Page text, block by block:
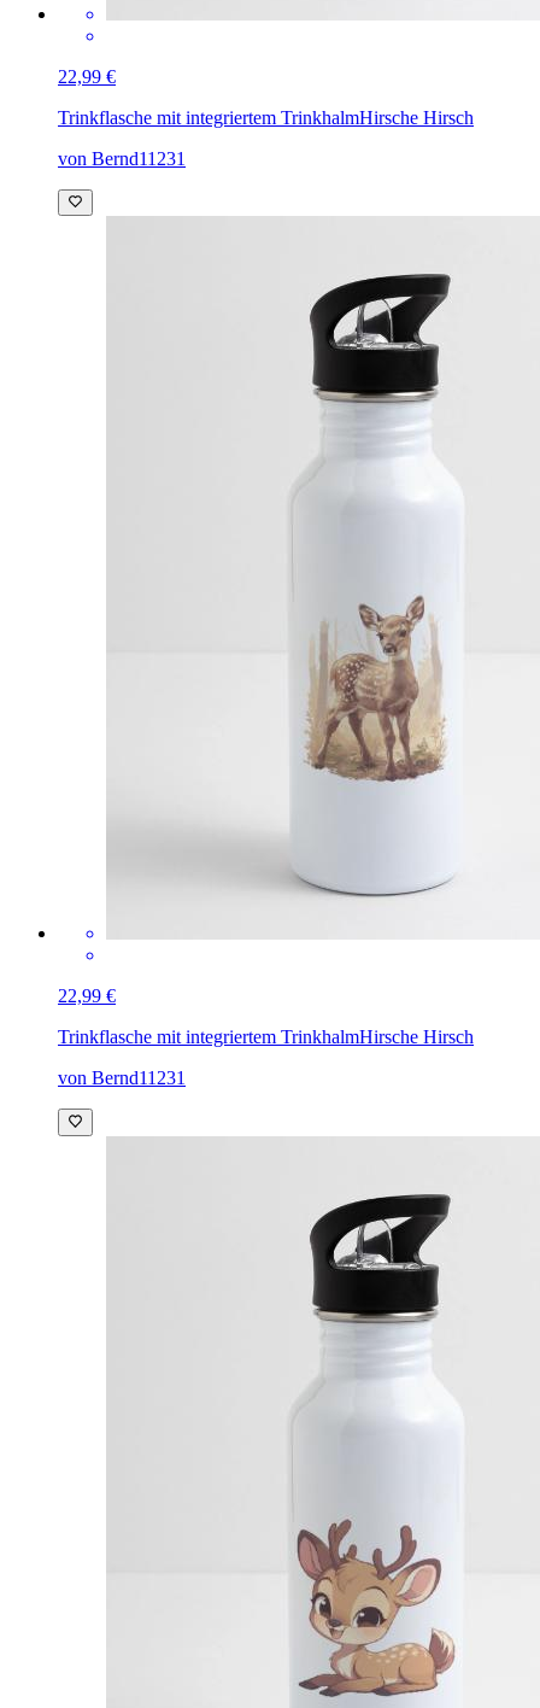
22,99 €
Trinkflasche mit integriertem TrinkhalmHirsche Hirsch
von Bernd11231
22,99 €
Trinkflasche mit integriertem TrinkhalmHirsche Hirsch
von Bernd11231